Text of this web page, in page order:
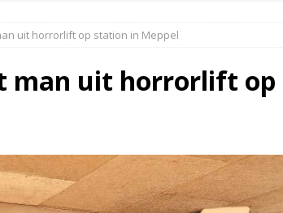
en wagen met stro in de brand in Oosterhesselen(Video)
aangevaren op Schildmeer Steendam(Video)
uit horrorlift op station in Meppel
man uit horrorlift op